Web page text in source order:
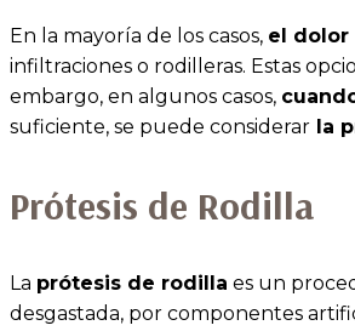
En la mayoría de los casos, el dolor
infiltraciones o rodilleras. Estas
embargo, en algunos casos,
suficiente, se puede considerar la
Prótesis de Rodilla
La prótesis de rodilla es un
desgastada, por componentes